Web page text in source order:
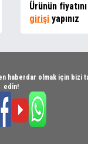
Ürünün
girişi yapınız
haberdar olmak için bizi
edin!